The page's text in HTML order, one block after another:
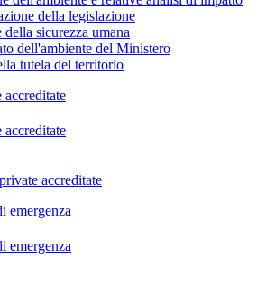
della legislazione
della sicurezza umana
dell'ambiente del Ministero
tutela del territorio
accreditate
accreditate
accreditate
emergenza
emergenza